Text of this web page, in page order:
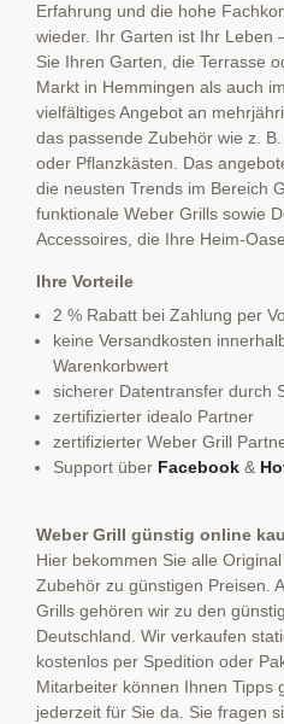
Erfahrung und die hohe
wieder. Ihr Garten ist Ihr Leben
Sie Ihren Garten, die Terrasse
Markt in Hemmingen als auch
vielfältiges Angebot an
das passende Zubehör wie z.
oder Pflanzkästen. Das
die neusten Trends im Bereich
funktionale Weber Grills sowie
Accessoires, die Ihre Heim-
Ihre Vorteile
2 % Rabatt bei Zahlung per
keine Versandkosten
Warenkorbwert
sicherer Datentransfer durch
zertifizierter idealo Partner
zertifizierter Weber Grill
Support über Facebook &
Weber Grill günstig online
Hier bekommen Sie alle
Zubehör zu günstigen Preisen.
Grills gehören wir zu den
Deutschland. Wir verkaufen
kostenlos per Spedition oder
Mitarbeiter können Ihnen Tipps
jederzeit für Sie da. Sie fragen